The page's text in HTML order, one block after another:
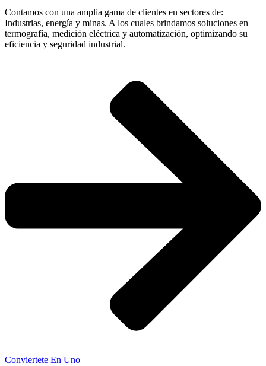
Contamos con una amplia gama de clientes en sectores de:
Industrias, energía y minas. A los cuales brindamos soluciones en
termografía, medición eléctrica y automatización, optimizando su
eficiencia y seguridad industrial.
Conviertete En Uno